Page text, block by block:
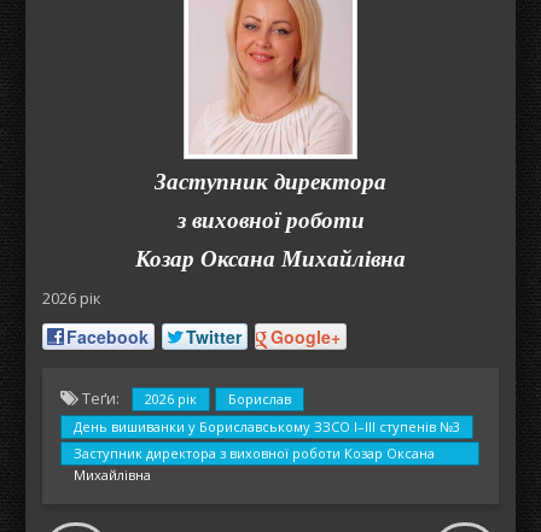
Заступник директора
з виховної роботи
Козар Оксана Михайлівна
2026 рік
Facebook Twitter Google+
Теґи: 2026 рік
Борислав
День вишиванки у Бориславському ЗЗСО І–ІІІ ступенів №3
Заступник директора з виховної роботи Козар Оксана
Михайлівна